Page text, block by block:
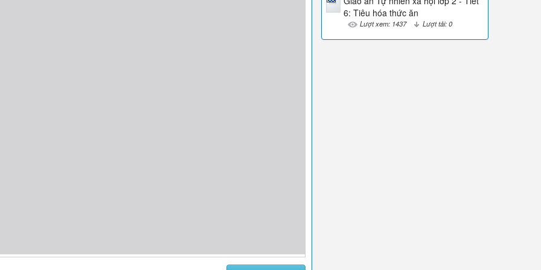
6: Tiêu hóa thức ăn
Lượt xem: 1437 Lượt tải: 0